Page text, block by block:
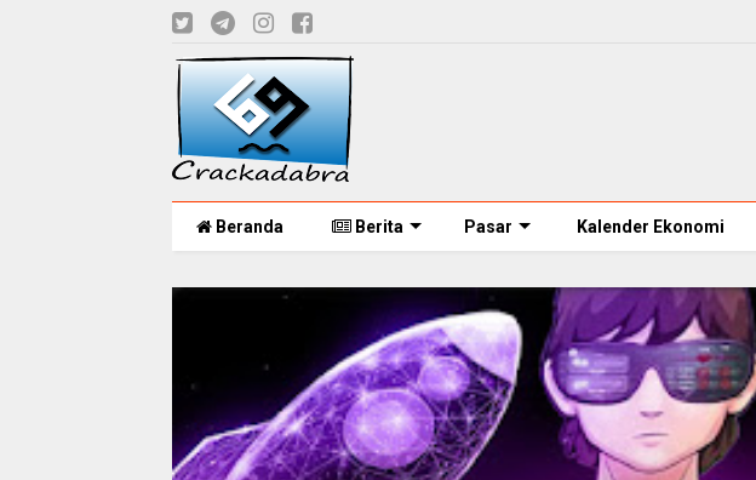
Beranda Berita Pasar Kalender Ekonomi